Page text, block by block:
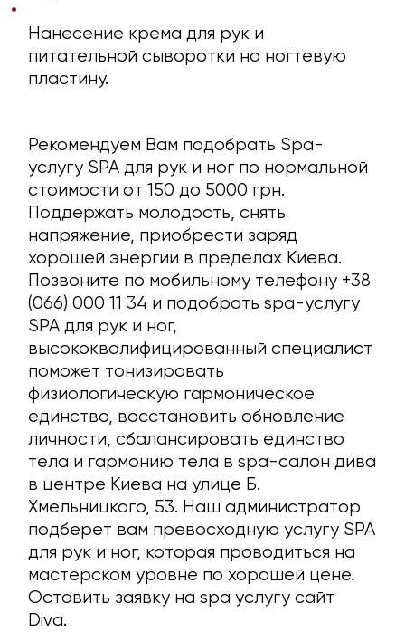
Нанесение крема для рук и
питательной сыворотки на ногтевую
пластину.
Рекомендуем Вам подобрать Spa-
услугу SPA для рук и ног по нормальной
стоимости от 150 до 5000 грн.
Поддержать молодость, снять
напряжение, приобрести заряд
хорошей энергии в пределах Киева.
Позвоните по мобильному телефону +38
(066) 000 11 34 и подобрать spa-услугу
SPA для рук и ног,
высококвалифицированный специалист
поможет тонизировать
физиологическую гармоническое
единство, восстановить обновление
личности, сбалансировать единство
тела и гармонию тела в spa-салон дива
в центре Киева на улице Б.
Хмельницкого, 53. Наш администратор
подберет вам превосходную услугу SPA
для рук и ног, которая проводиться на
мастерском уровне по хорошей цене.
Оставить заявку на spa услугу сайт
Diva.